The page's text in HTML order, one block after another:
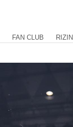
FAN CLUB